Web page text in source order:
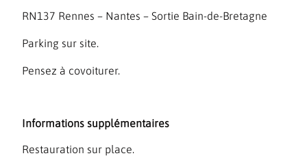
RN137 Rennes – Nantes – Sortie Bain-de-Bretagne
Parking sur site.
Pensez à covoiturer.
Informations supplémentaires
Restauration sur place.